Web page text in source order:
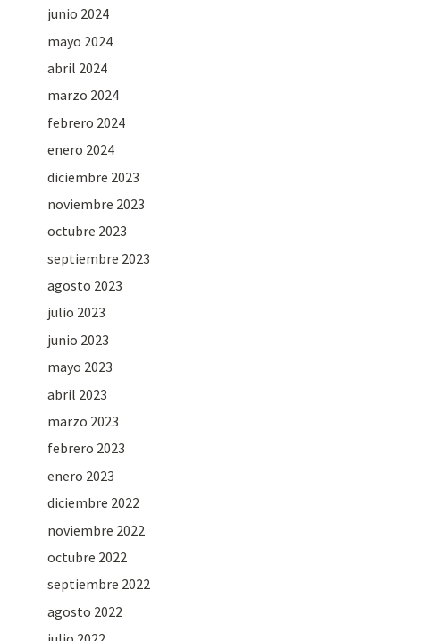
junio 2024
mayo 2024
abril 2024
marzo 2024
febrero 2024
enero 2024
diciembre 2023
noviembre 2023
octubre 2023
septiembre 2023
agosto 2023
julio 2023
junio 2023
mayo 2023
abril 2023
marzo 2023
febrero 2023
enero 2023
diciembre 2022
noviembre 2022
octubre 2022
septiembre 2022
agosto 2022